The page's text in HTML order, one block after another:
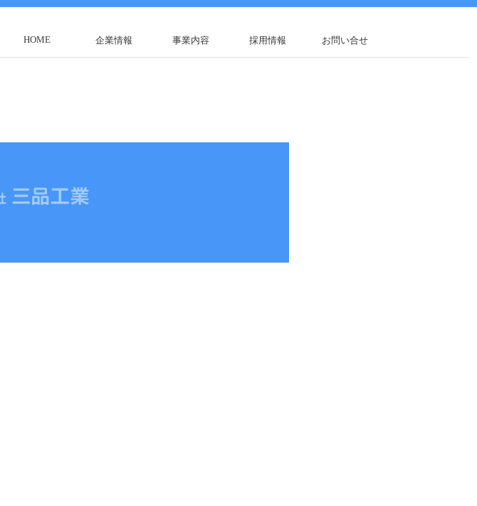
HOME 企業情報 事業内容 採用情報 お問い合せ